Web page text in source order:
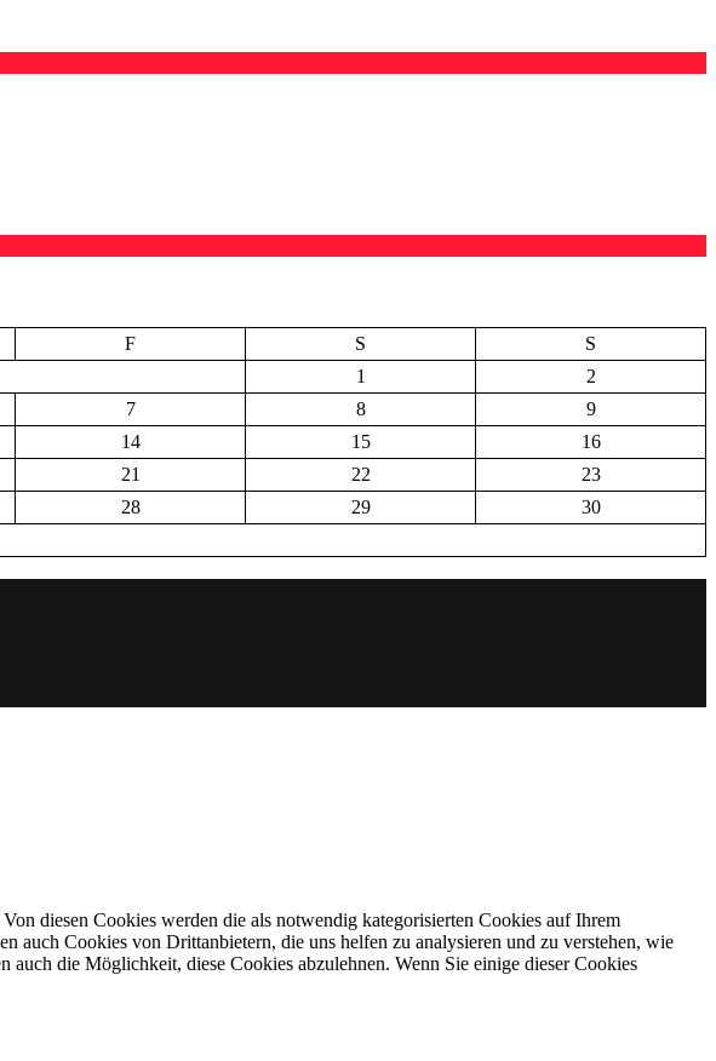
F S
S
1
2
7 8
9
14 15
16
21 22
23
28 29
30
diesen Cookies werden die als notwendig kategorisierten Cookies auf Ihrem
auch Cookies von Drittanbietern, die uns helfen zu analysieren und zu verstehen, wie
die Möglichkeit, diese Cookies abzulehnen. Wenn Sie einige dieser Cookies